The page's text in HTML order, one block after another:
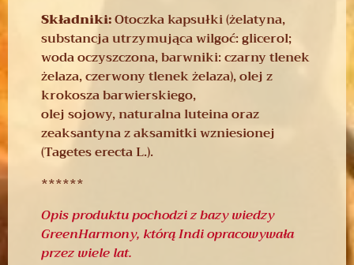
Składniki:Otoczka kapsułki (żelatyna,
substancja utrzymująca wilgoć: glicerol;
woda oczyszczona, barwniki: czarny tlenek
żelaza, czerwony tlenek żelaza), olej z
krokosza barwierskiego,
olej sojowy, naturalna luteina oraz
zeaksantyna z aksamitki wzniesionej
(Tagetes erecta L.).
******
Opis produktu pochodzi z bazy wiedzy
GreenHarmony, którą Indi opracowywała
przez wiele lat.